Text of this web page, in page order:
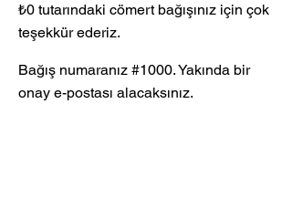
₺0 tutarındaki cömert bağışınız için çok
teşekkür ederiz.
Bağış numaranız #1000. Yakında bir
onay e-postası alacaksınız.